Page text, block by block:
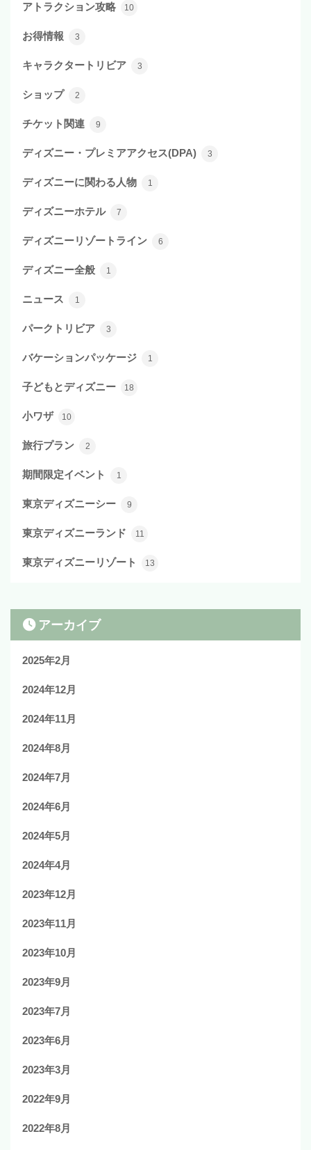
アトラクション攻略 10
お得情報 3
キャラクタートリビア 3
ショップ 2
チケット関連 9
ディズニー・プレミアアクセス(DPA) 3
ディズニーに関わる人物 1
ディズニーホテル 7
ディズニーリゾートライン 6
ディズニー全般 1
ニュース 1
パークトリビア 3
バケーションパッケージ 1
子どもとディズニー 18
小ワザ 10
旅行プラン 2
期間限定イベント 1
東京ディズニーシー 9
東京ディズニーランド 11
東京ディズニーリゾート 13
アーカイブ
2025年2月
2024年12月
2024年11月
2024年8月
2024年7月
2024年6月
2024年5月
2024年4月
2023年12月
2023年11月
2023年10月
2023年9月
2023年7月
2023年6月
2023年3月
2022年9月
2022年8月